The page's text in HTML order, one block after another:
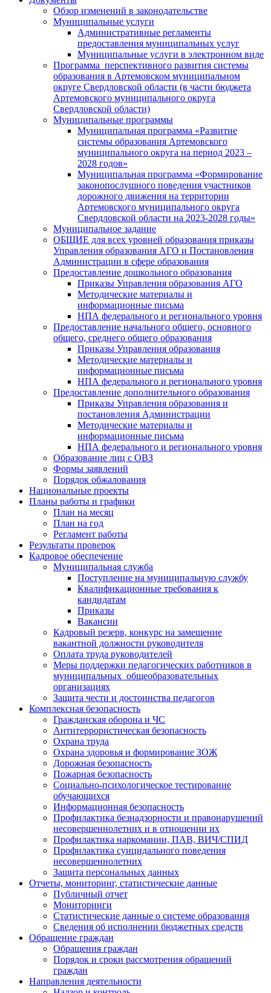
Обзор изменений в законодательстве
Муниципальные услуги
Административные регламенты
предоставления муниципальных услуг
Муниципальные услуги в электронном виде
Программа перспективного развития системы
образования в Артемовском муниципальном
округе Свердловской области (в части бюджета
Артемовского муниципального округа
Свердловской области)
Муниципальные программы
Муниципальная программа «Развитие
системы образования Артемовского
муниципального округа на период 2023 –
2028 годов»
Муниципальная программа «Формирование
законопослушного поведения участников
дорожного движения на территории
Артемовского муниципального округа
Свердловской области на 2023-2028 годы»
Муниципальное задание
ОБЩИЕ для всех уровней образования приказы
Управления образования АГО и Постановления
Администрации в сфере образования
Предоставление дошкольного образования
Приказы Управления образования АГО
Методические материалы и
информационные письма
НПА федерального и регионального уровня
Предоставление начального общего, основного
общего, среднего общего образования
Приказы Управления образования
Методические материалы и
информационные письма
НПА федерального и регионального уровня
Предоставление дополнительного образования
Приказы Управления образования и
постановления Администрации
Методические материалы и
информационные письма
НПА федерального и регионального уровня
Образование лиц с ОВЗ
Формы заявлений
Порядок обжалования
Национальные проекты
Планы работы и графики
План на месяц
План на год
Регламент работы
Результаты проверок
Кадровое обеспечение
Муниципальная служба
Поступление на муниципальную службу
Квалификационные требования к
кандидатам
Приказы
Вакансии
Кадровый резерв, конкурс на замещение
вакантной должности руководителя
Оплата труда руководителей
Меры поддержки педагогических работников в
муниципальных общеобразовательных
организациях
Защита чести и достоинства педагогов
Комплексная безопасность
Гражданская оборона и ЧС
Антитеррористическая безопасность
Охрана труда
Охрана здоровья и формирование ЗОЖ
Дорожная безопасность
Пожарная безопасность
Социально-психологическое тестирование
обучающихся
Информационная безопасность
Профилактика безнадзорности и правонарушений
несовершеннолетних и в отношении их
Профилактика наркомании, ПАВ, ВИЧ/СПИД
Профилактика суицидального поведения
несовершеннолетних
Защита персональных данных
Отчеты, мониторинг, статистические данные
Публичный отчет
Мониторинги
Статистические данные о системе образования
Сведения об исполнении бюджетных средств
Обращение граждан
Обращения граждан
Порядок и сроки рассмотрения обращений
граждан
Направления деятельности